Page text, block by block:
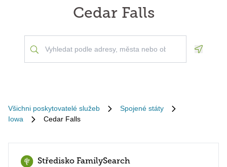
Cedar Falls
Všichni poskytovatelé služeb
Spojené státy
Iowa
Cedar Falls
Středisko FamilySearch